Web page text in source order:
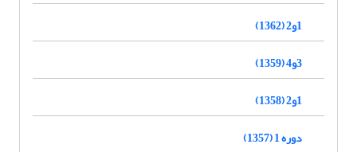
1و2 (1362)
3و4 (1359)
1و2 (1358)
دوره 1 (1357)